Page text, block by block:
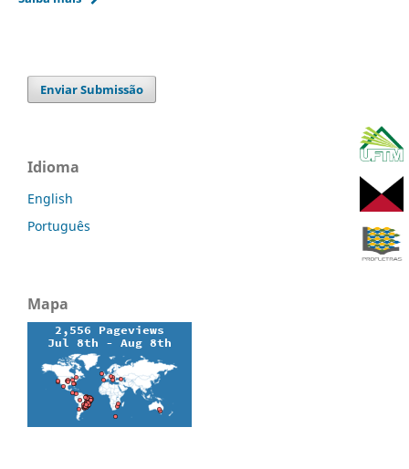
Enviar Submissão
Idioma
English
Português
Mapa